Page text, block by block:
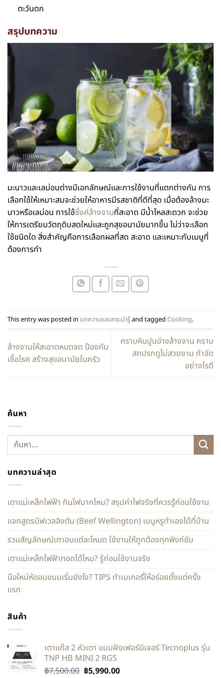
ตะวันตก
สรุปบทความ
มะนาวและเลม่อนต่างมีเอกลักษณ์และการใช้งานที่แตกต่างกัน การ
เลือกใช้ให้เหมาะสมจะช่วยให้อาหารมีรสชาติที่ดีที่สุด เมื่อต้องล้างมะ
นาวหรือเลม่อน การใช้ซิ้งค์ล้างจานที่สะอาด มีน้ำไหลสะดวก จะช่วย
ให้การเตรียมวัตถุดิบสดใหม่และถูกสุขอนามัยมากขึ้น ไม่ว่าจะเลือก
ใช้ชนิดใด สิ่งสำคัญคือการเลือกผลที่สด สะอาด และเหมาะกับเมนูที่
ต้องการทำ
This entry was posted in บทความและสาระน่ารู้and tagged Cooking.
ล้างจานให้สะอาดหมดจด ป้องกัน
เชื้อโรค สร้างสุขอนามัยในครัว
คราบหินปูนอ่างล้างจาน คราบ
สกปรกดูไม่สวยงาม กำจัด
อย่างไรดี
ค้นหา
บทความล่าสุด
เตาแม่เหล็กไฟฟ้า กินไฟมากไหม? สรุปค่าไฟจริงที่ควรรู้ก่อนใช้งาน
แจกสูตรบีฟเวลลิงตัน (Beef Wellington) เมนูหรูทำเองได้ที่บ้าน
รวมสัญลักษณ์เตาอบแต่ละโหมด ใช้งานให้ถูกต้องทุกฟังก์ชัน
เตาแม่เหล็กไฟฟ้าทอดได้ไหม? รู้ก่อนใช้งานจริง
มือใหม่หัดอบขนมเริ่มยังไง? TIPS ทำเบเกอรี่ให้อร่อยตั้งแต่ครั้ง
แรก
สินค้า
เตาแก๊ส 2 หัวเตา แบบฝังเฟอร์นิเจอร์ Tecnoplus รุ่น
TNP HB MINI 2 RGS
฿7,500.00 ฿5,990.00